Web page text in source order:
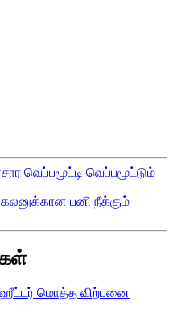
வெப்பமூட்டி வெப்பமூட்டும்
பனி நீக்கும்